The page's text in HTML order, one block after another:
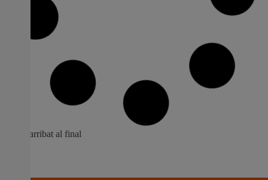
L’IVC presenta en la Filmoteca el clàssic
francés ‘La bestia humana’ de Jean
Renoir
La projecció s’emmarca dins del cicle ‘Bàsics Filmoteca:
El ‘remake’. Ecos i retorns’ El cicle també programa
‘Deseos humanos’ de Fritz Lang La Filmoteca